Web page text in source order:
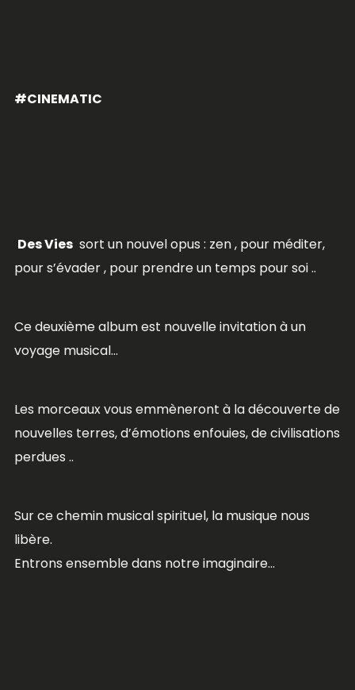
#CINEMATIC
Des Vies sort un nouvel opus : zen , pour méditer,
pour s’évader , pour prendre un temps pour soi ..
Ce deuxième album est nouvelle invitation à un
voyage musical…
Les morceaux vous emmèneront à la découverte de
nouvelles terres, d’émotions enfouies, de civilisations
perdues ..
Sur ce chemin musical spirituel, la musique nous
libère.
Entrons ensemble dans notre imaginaire…